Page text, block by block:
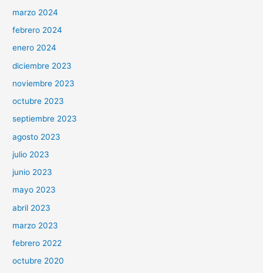
marzo 2024
febrero 2024
enero 2024
diciembre 2023
noviembre 2023
octubre 2023
septiembre 2023
agosto 2023
julio 2023
junio 2023
mayo 2023
abril 2023
marzo 2023
febrero 2022
octubre 2020